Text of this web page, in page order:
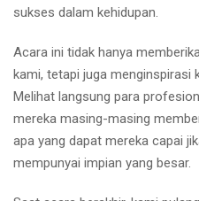
sukses dalam kehidupan.
Acara ini tidak hanya
kami, tetapi juga menginspirasi
Melihat langsung para
mereka masing-masing
apa yang dapat mereka capai
mempunyai impian yang besar.